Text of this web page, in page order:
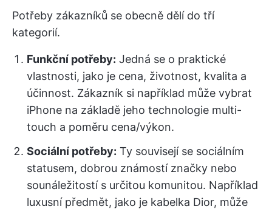
Potřeby zákazníků se obecně dělí do tří
kategorií.
Funkční potřeby: Jedná se o praktické
vlastnosti, jako je cena, životnost, kvalita a
účinnost. Zákazník si například může vybrat
iPhone na základě jeho technologie multi-
touch a poměru cena/výkon.
Sociální potřeby: Ty souvisejí se sociálním
statusem, dobrou známostí značky nebo
sounáležitostí s určitou komunitou. Například
luxusní předmět, jako je kabelka Dior, může